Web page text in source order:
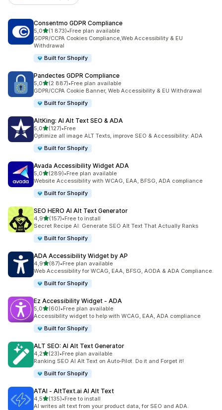
Consentmo GDPR Compliance
5,0/ 5 tähteä
(1 873)
1873 arvostelua yhteensä
•Free plan available
GDPR/CCPA Cookies Compliance,Web Accessibility & EU
Withdrawal
Built for Shopify
Pandectes GDPR Compliance
5,0/ 5 tähteä
(2 887)
2887 arvostelua yhteensä
•Free plan available
GDPR/CCPA Cookie Banner, Web Accessibility & EU Withdrawal
Built for Shopify
AltKing: AI Alt Text SEO & ADA
5,0/ 5 tähteä
(127)
127 arvostelua yhteensä
•Free
Optimize all image ALT Texts, improve SEO & Accessibility: ADA
Built for Shopify
Avada Accessibility Widget ADA
5,0/ 5 tähteä
(289)
289 arvostelua yhteensä
•Free plan available
Website Accessibility with WCAG, EAA, BFSG, ADA compliance
Built for Shopify
SEO HERO AI Alt Text Generator
4,9/ 5 tähteä
(157)
157 arvostelua yhteensä
•Free to install
Secret Recipe AI: Generate SEO Alt Text That Actually Ranks
Built for Shopify
ADA Accessibility Widget by AP
4,9/ 5 tähteä
(87)
87 arvostelua yhteensä
•Free plan available
Web Accessibility for WCAG, EAA, BFSG, AODA & ADA Compliance.
Built for Shopify
Ez Accessibility Widget ‑ ADA
5,0/ 5 tähteä
(60)
60 arvostelua yhteensä
•Free plan available
Accessibility widget to help with WCAG, EAA, ADA compliance
Built for Shopify
ALT SEO: AI Alt Text Generator
4,2/ 5 tähteä
(23)
23 arvostelua yhteensä
•Free plan available
Ranking SEO AI Alt Text on Auto‑Pilot. Do it and Forget it!
Built for Shopify
ATAI ‑ AltText.ai AI Alt Text
4,5/ 5 tähteä
(135)
135 arvostelua yhteensä
•Free to install
AI writes alt text from your product data, for SEO and ADA.